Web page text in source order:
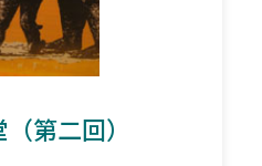
第二回）